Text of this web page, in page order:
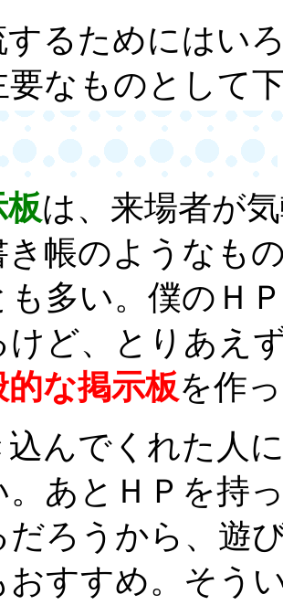
るためにはい
要なものとして
は、来場者が
き帳のようなも
も多い。僕のＨ
けど、とりあえ
的な掲示板を作
んでくれた人
。あとＨＰを持
だろうから、遊
おすすめ。そう